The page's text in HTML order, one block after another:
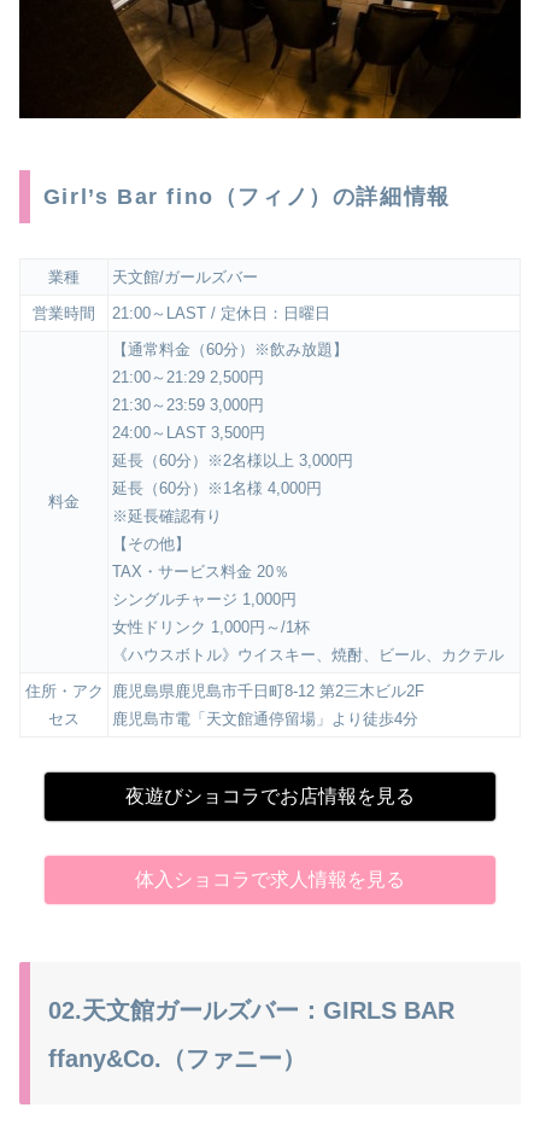
Girl’s Bar fino（フィノ）の詳細情報
業種
天文館/ガールズバー
営業時間
21:00～LAST / 定休日：日曜日
料金
【通常料金（60分）※飲み放題】
21:00～21:29 2,500円
21:30～23:59 3,000円
24:00～LAST 3,500円
延長（60分）※2名様以上 3,000円
延長（60分）※1名様 4,000円
※延長確認有り
【その他】
TAX・サービス料金 20％
シングルチャージ 1,000円
女性ドリンク 1,000円～/1杯
《ハウスボトル》ウイスキー、焼酎、ビール、カクテル
住所・アク
セス
鹿児島県鹿児島市千日町8-12 第2三木ビル2F
鹿児島市電「天文館通停留場」より徒歩4分
夜遊びショコラでお店情報を見る
体入ショコラで求人情報を見る
02.天文館ガールズバー：GIRLS BAR
ffany&Co.（ファニー）